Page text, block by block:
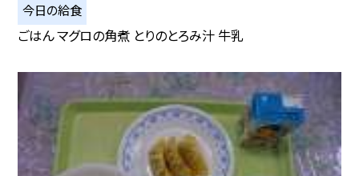
今日の給食
ごはん マグロの角煮 とりのとろみ汁 牛乳